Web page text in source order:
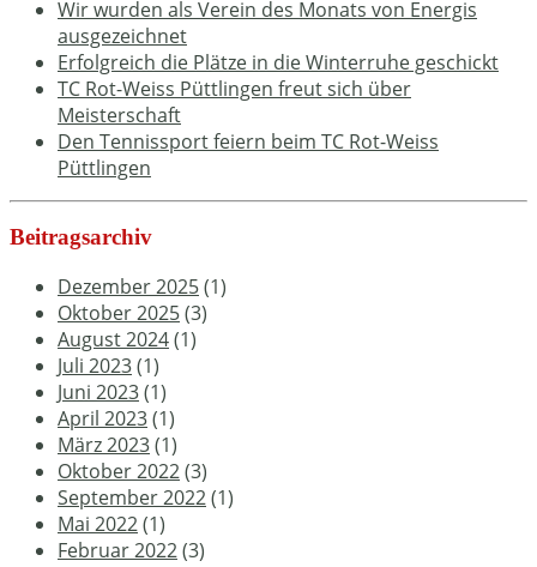
Wir wurden als Verein des Monats von Energis
ausgezeichnet
Erfolgreich die Plätze in die Winterruhe geschickt
TC Rot-Weiss Püttlingen freut sich über
Meisterschaft
Den Tennissport feiern beim TC Rot-Weiss
Püttlingen
Beitragsarchiv
Dezember 2025(1)
Oktober 2025(3)
August 2024(1)
Juli 2023(1)
Juni 2023(1)
April 2023(1)
März 2023(1)
Oktober 2022(3)
September 2022(1)
Mai 2022(1)
Februar 2022(3)